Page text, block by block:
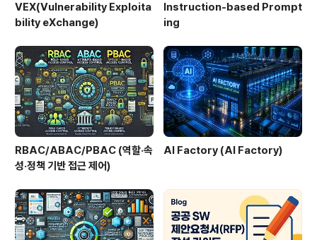
VEX(Vulnerability Exploita
bility eXchange)
Instruction-based Prompt
ing
RBAC/ABAC/PBAC (역할·속
성·정책 기반 접근 제어)
AI Factory (AI Factory)